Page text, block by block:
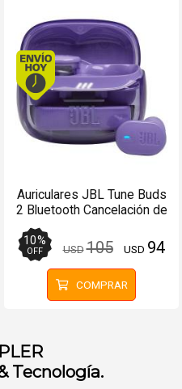
antes de 13Hs.
y Pagos)
Envío hoy.
Auriculares JBL Tune Buds
2 Bluetooth Cancelación de
Ruido Púrpura - Manos
Libres
10%
OFF USD105 USD 94
COMPRAR
Tecnología.